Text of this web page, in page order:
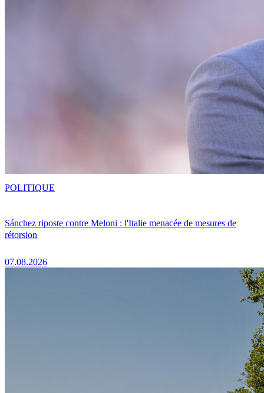
Sánchez riposte contre Meloni : l'Italie menacée de mesures de
rétorsion
07.08.2026
POLITIQUE